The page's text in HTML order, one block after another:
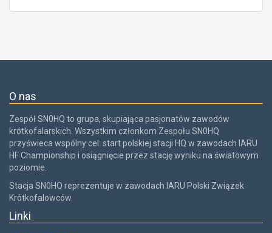
O nas
Zespół SN0HQ to grupa, skupiająca pasjonatów zawodów
krótkofalarskich. Wszystkim członkom Zespołu SN0HQ
przyświeca wspólny cel: start polskiej stacji HQ w zawodach IARU
HF Championship i osiągnięcie przez stację wyniku na światowym
poziomie.
Stacja SN0HQ reprezentuje w zawodach IARU Polski Związek
Krótkofalowców.
Linki